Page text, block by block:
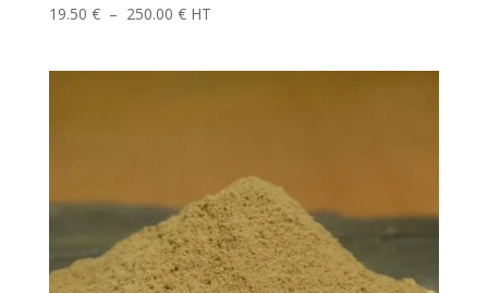
19.50 € – 250.00 €Plage
HT